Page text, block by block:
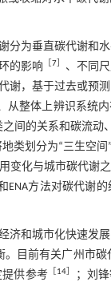
分为垂直碳代谢和
的影响
［7 、不同
谢，基于过去或预
整体上辨识系统
间的关系和碳流动
地类划分为“三生空
化与城市碳代谢
ENA方法对碳代
和城市化快速发
目前有关广州市
提供参考［ 14
；刘